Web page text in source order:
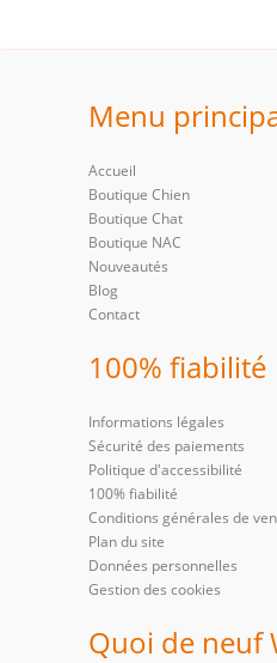
Menu
Accueil
Boutique Chien
Boutique Chat
Boutique NAC
Nouveautés
Blog
Contact
100% fiabilité
Informations légales
Sécurité des paiements
Politique d'accessibilité
100% fiabilité
Conditions générales de
Plan du site
Données personnelles
Gestion des cookies
Quoi de neuf